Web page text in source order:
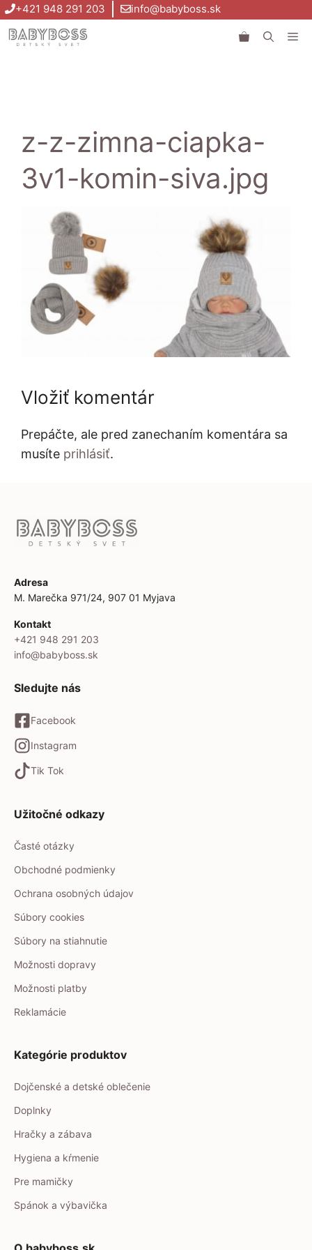
Preskočiť
na
obsah
+421 948 291 203 info@babyboss.sk
z-z-zimna-ciapka-
3v1-komin-siva.jpg
Vložiť komentár
Prepáčte, ale pred zanechaním komentára sa
musíte prihlásiť.
Adresa
M. Marečka 971/24, 907 01 Myjava
Kontakt
+421 948 291 203
info@babyboss.sk
Sledujte nás
Facebook
Instagram
Tik Tok
Užitočné odkazy
Časté otázky
Obchodné podmienky
Ochrana osobných údajov
Súbory cookies
Súbory na stiahnutie
Možnosti dopravy
Možnosti platby
Reklamácie
Kategórie produktov
Dojčenské a detské oblečenie
Doplnky
Hračky a zábava
Hygiena a kŕmenie
Pre mamičky
Spánok a výbavička